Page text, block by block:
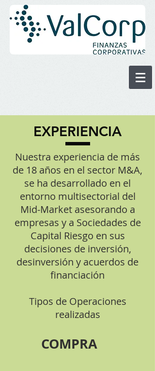
EXPERIENCIA
Nuestra experiencia de más
de 18 años en el sector M&A,
se ha desarrollado en el
entorno multisectorial del
Mid-Market asesorando a
empresas y a Sociedades de
Capital Riesgo en sus
decisiones de inversión,
desinversión y acuerdos de
financiación
Tipos de Operaciones
realizadas
COMPRA